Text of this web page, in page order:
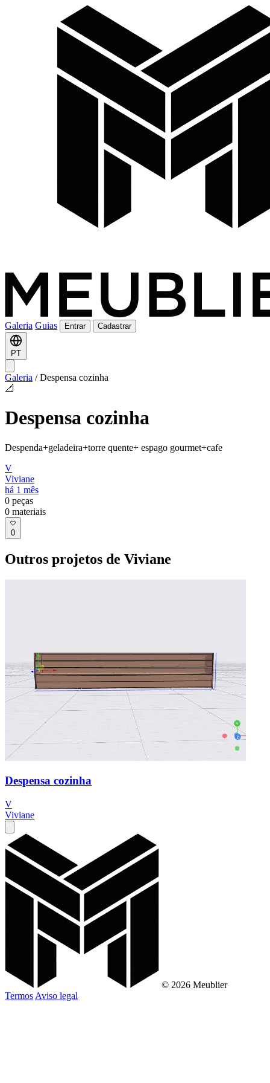
Galeria Guias Entrar Cadastrar
PT
Galeria / Despensa cozinha
📐
Despensa cozinha
Despenda+geladeira+torre quente+ espago gourmet+cafe
V
Viviane
há 1 mês
0 peças
0 materiais
0
Outros projetos de Viviane
Despensa cozinha
V
Viviane
© 2026 Meublier
Termos Aviso legal